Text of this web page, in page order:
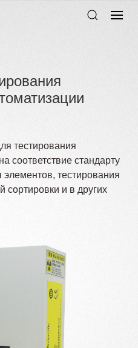
тестирования
соответствие стандарту
тестирования
и в других